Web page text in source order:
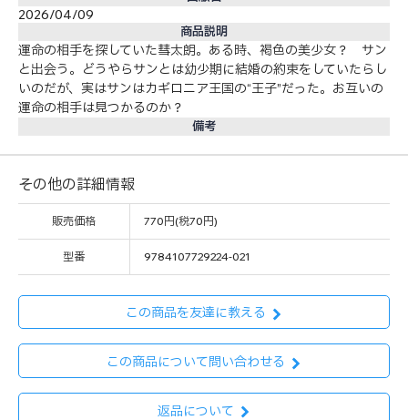
2026/04/09
商品説明
運命の相手を探していた彗太朗。ある時、褐色の美少女？ サン
と出会う。どうやらサンとは幼少期に結婚の約束をしていたらし
いのだが、実はサンはカギロニア王国の“王子”だった。お互いの
運命の相手は見つかるのか？
備考
その他の詳細情報
販売価格 770円(税70円)
型番 9784107729224-021
この商品を友達に教える
この商品について問い合わせる
返品について